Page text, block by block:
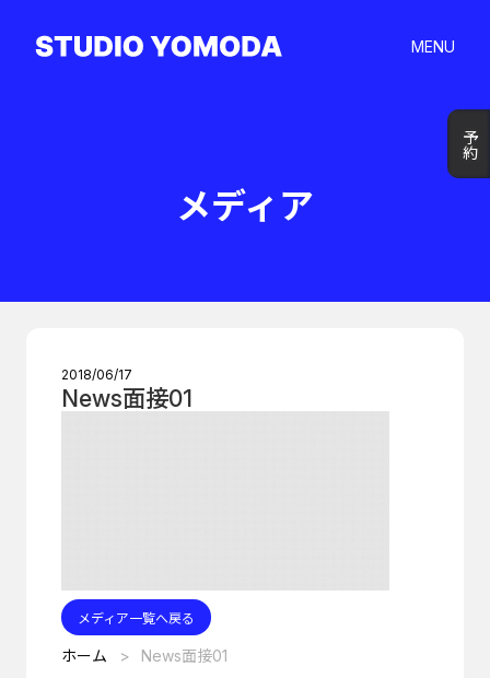
MENU
予約
予約
メディア
2018/06/17
News面接01
メディア一覧へ戻る
ホーム News面接01